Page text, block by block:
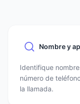
Nombre y
Identifique
número de
la llamada.